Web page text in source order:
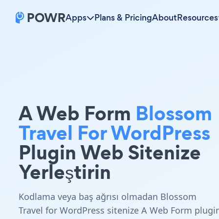
Apps Plans & PricingAboutResources
A Web Form Blossom
Travel For WordPress
Plugin Web Sitenize
Yerleştirin
Kodlama veya baş ağrısı olmadan Blossom
Travel for WordPress sitenize A Web Form